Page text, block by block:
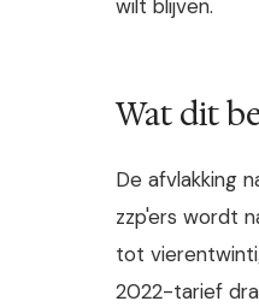
wilt blijven.
Wat dit
De afvlakking
zzp'ers wordt
tot
2022-tarief